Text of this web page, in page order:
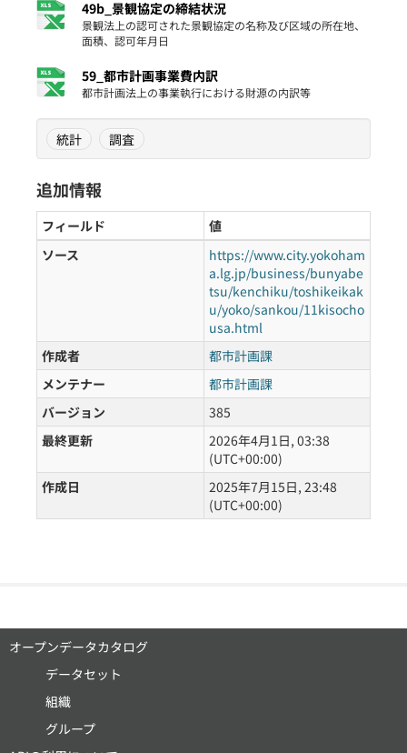
49b_景観協定の締結状況
景観法上の認可された景観協定の名称及び区域の所在地、
面積、認可年月日
59_都市計画事業費内訳
都市計画法上の事業執行における財源の内訳等
統計 調査
追加情報
フィールド
値
ソース
https://www.city.yokoham
a.lg.jp/business/bunyabe
tsu/kenchiku/toshikeikak
u/yoko/sankou/11kisocho
usa.html
作成者
都市計画課
メンテナー
都市計画課
バージョン
385
最終更新
2026年4月1日, 03:38
(UTC+00:00)
作成日
2025年7月15日, 23:48
(UTC+00:00)
オープンデータカタログ
データセット
組織
グループ